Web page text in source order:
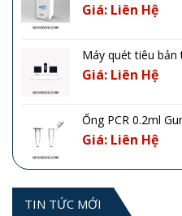
Giá: Liên Hệ
Máy quét tiêu bản
Giá: Liên Hệ
Ống PCR 0.2ml
Giá: Liên Hệ
TIN TỨC MỚI